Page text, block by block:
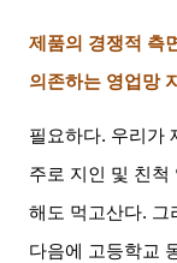
제품의 경쟁적 측
의존하는 영업망
필요하다. 우리가
주로 지인 및 친척
해도 먹고산다. 그
다음에 고등학교